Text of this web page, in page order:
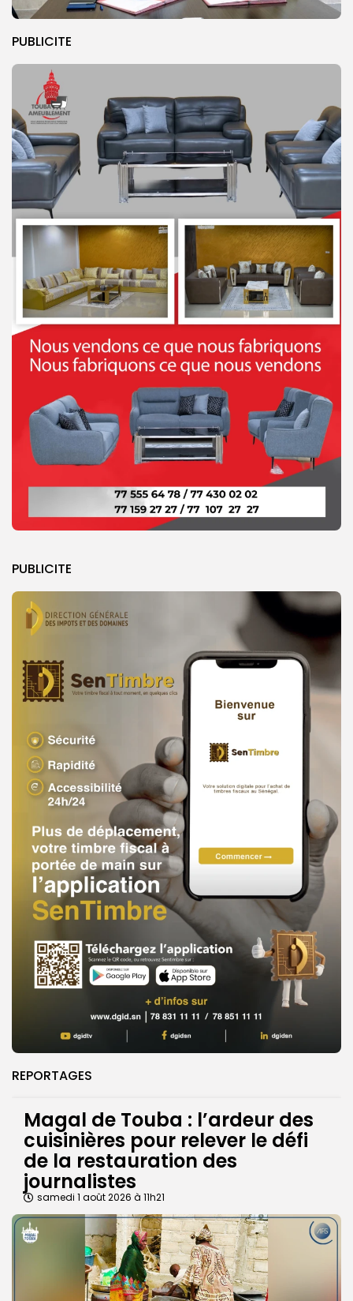
PUBLICITE
PUBLICITE
REPORTAGES
Magal de Touba : l’ardeur des
cuisinières pour relever le défi
de la restauration des
journalistes
samedi 1 août 2026 à 11h21